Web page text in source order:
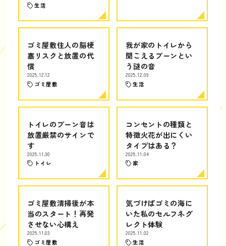
生活
ゴミ屋敷住人の脳梗
塞リスクと放置の代
償
2025.12.12
ゴミ屋敷
我が家のトイレから
聞こえるブーンとい
う謎の音
2025.12.09
生活
トイレのブーン音は
放置厳禁のサインで
す
2025.11.30
トイレ
コンセントの種類と
特徴火花が出にくい
タイプはある？
2025.11.04
家
ゴミ屋敷清掃後が本
当のスタート！再発
させない心構え
2025.11.03
ゴミ屋敷
気づけばゴミの海に
いた私のセルフネグ
レクト体験
2025.11.02
生活